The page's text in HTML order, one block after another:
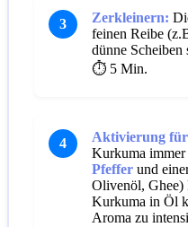
3 Zerkleinern:
feinen Reibe
dünne Scheiben
⏱️ 5 Min.
4
Aktivierung
Kurkuma immer
Pfeffer und
Olivenöl, Ghee)
Kurkuma in Öl
Aroma zu